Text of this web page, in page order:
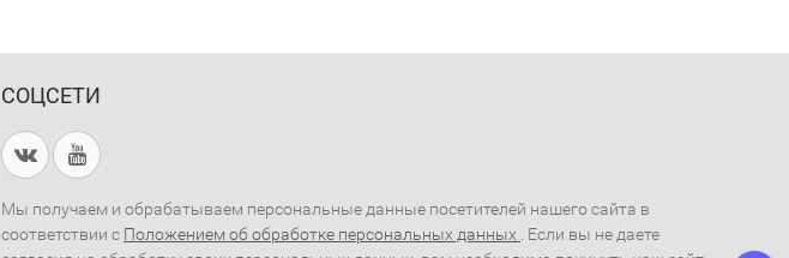
СОЦСЕТИ
Мы получаем и обрабатываем персональные данные посетителей нашего сайта в
соответствии с Положением об обработке персональных данных
. Если вы не даете